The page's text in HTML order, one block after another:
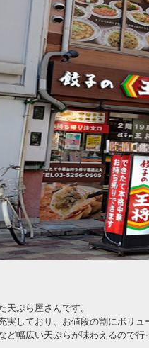
ぷら屋さんです。
実しており、お値段の割にボリュ
ど幅広い天ぷらが味わえるので行